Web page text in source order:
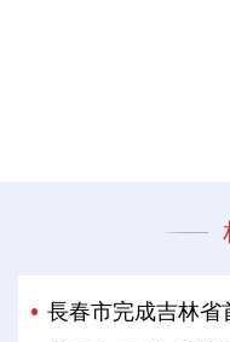
長春市完成吉林省